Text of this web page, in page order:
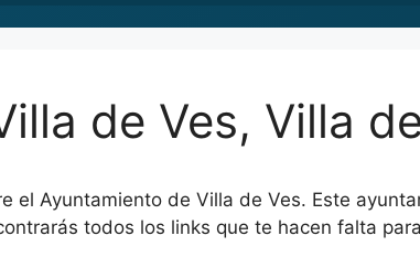
de Ves, Villa
el Ayuntamiento de Villa de Ves. Este
todos los links que te hacen falta